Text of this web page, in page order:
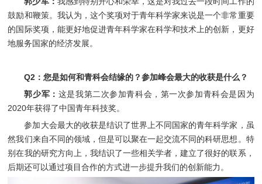
鼓励和鞭策。我认为，这个奖项对于青年科学家来说是一个非常重要
的国际奖项，能更好地促进青年科学家在科学和技术上的创新，更好
地服务国家的经济发展。
Q2 ：您是如何和青科会结缘的？参加峰会最大的收获是什么？
郭少军： 这是我第二次参加青科会，第一次参加青科会是因为
2020年获得了中国青年科技奖。
参加大会最大的收获是结识了世界上不同国家的青年科学家，虽
然我们来自不同的领域，但是可以聚在一起交流不同的科研思想。特
别在我的研究方向上，我结识了一些相关学者，建立了很好的联系，
后期还可以通过项目合作的方式进一步提升我们的创新能力。